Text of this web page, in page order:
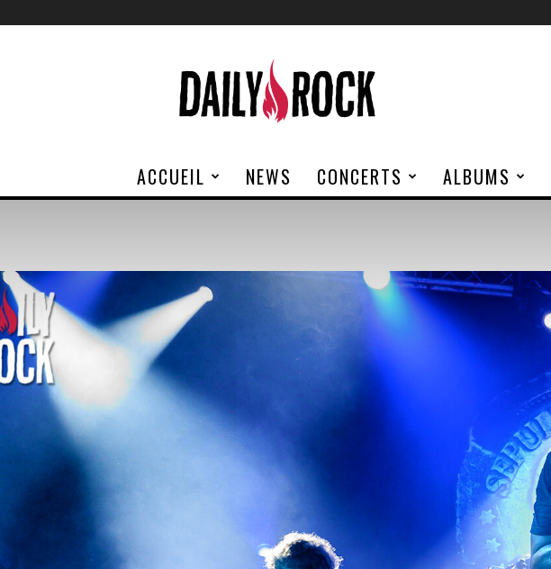
Rock
ACCUEIL NEWS CONCERTS ALBUMS